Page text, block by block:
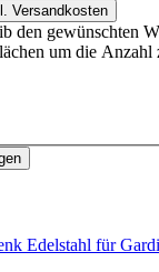
Versandkosten
den gewünschten
um die Anzahl
Edelstahl für